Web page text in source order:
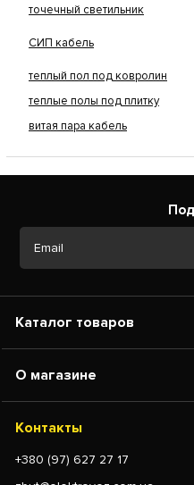
точечный светильник
СИП кабель
теплый пол под ковролин
теплые полы под плитку
витая пара кабель
Каталог товаров
О магазине
Контакты
+380 (97) 627 27 17